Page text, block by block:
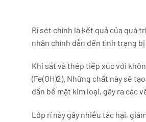
Rỉ sét chính là kết quả của quá
nhân chính dẫn đến tình trạng
Khi sắt và thép tiếp xúc với
(Fe(OH)2). Những chất này sẽ
dần bề mặt kim loại, gây ra các
Lớp rỉ này gây nhiều tác hại,